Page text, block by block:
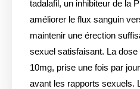
tadalafil, un inhibiteur de la
améliorer le flux sanguin
maintenir une érection
sexuel satisfaisant. La
10mg, prise une fois par
avant les rapports sexuels.